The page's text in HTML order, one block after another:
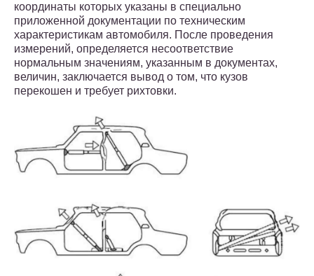
координаты которых указаны в специально
приложенной документации по техническим
характеристикам автомобиля. После проведения
измерений, определяется несоответствие
нормальным значениям, указанным в документах,
величин, заключается вывод о том, что кузов
перекошен и требует рихтовки.